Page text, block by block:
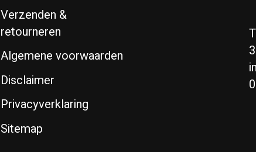
Verzenden &
retourneren
Algemene voorwaarden
Disclaimer
Privacyverklaring
Sitemap